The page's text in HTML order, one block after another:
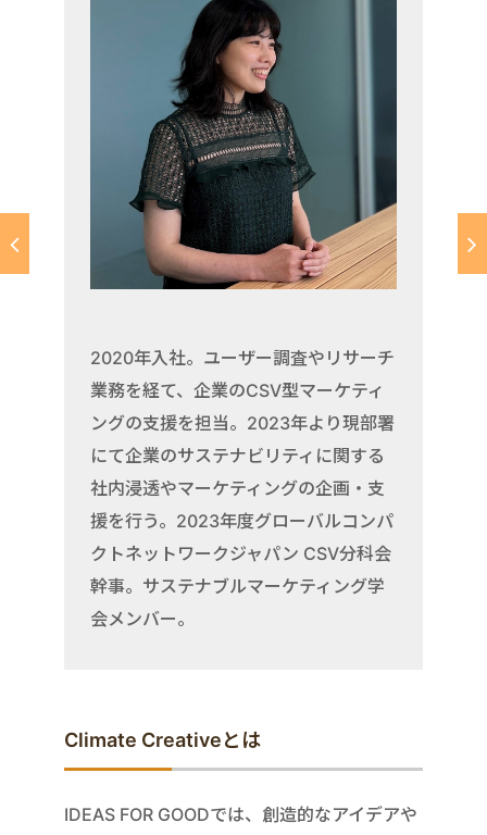
2020年入社。ユーザー調査やリサーチ
業務を経て、企業のCSV型マーケティ
ングの支援を担当。2023年より現部署
にて企業のサステナビリティに関する
社内浸透やマーケティングの企画・支
援を行う。2023年度グローバルコンパ
クトネットワークジャパン CSV分科会
幹事。サステナブルマーケティング学
会メンバー。
Climate Creativeとは
IDEAS FOR GOODでは、創造的なアイデアや